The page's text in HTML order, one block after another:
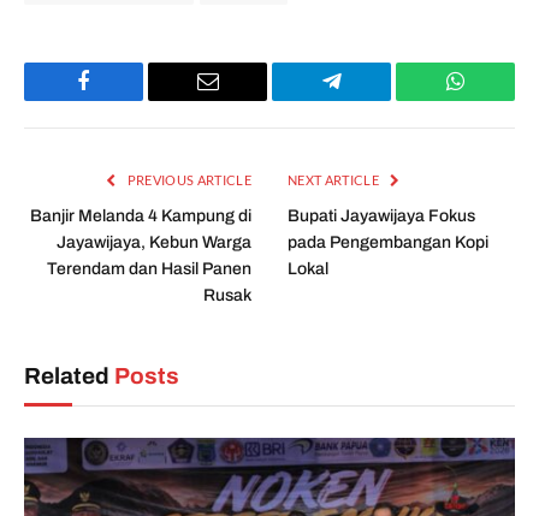
Facebook Email Telegram
PREVIOUS ARTICLE
Banjir Melanda 4 Kampung di
Jayawijaya, Kebun Warga
Terendam dan Hasil Panen
Rusak
NEXT ARTICLE
Bupati Jayawijaya Fokus
pada Pengembangan Kopi
Lokal
Related Posts